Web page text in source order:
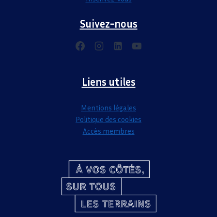
Suivez-nous
Liens utiles
Mentions légales
Politique des cookies
Accès membres